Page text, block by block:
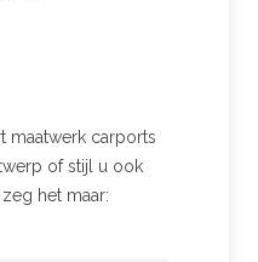
maatwerk carports
of stijl u ook
het maar: